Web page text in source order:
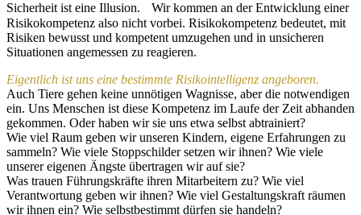
Sicherheit ist eine Illusion. Wir kommen an der Entwicklung einer
Risikokompetenz also nicht vorbei. Risikokompetenz bedeutet, mit
Risiken bewusst und kompetent umzugehen und in unsicheren
Situationen angemessen zu reagieren.
Eigentlich ist uns eine bestimmte Risikointelligenz angeboren.
Auch Tiere gehen keine unnötigen Wagnisse, aber die notwendigen
ein. Uns Menschen ist diese Kompetenz im Laufe der Zeit abhanden
gekommen. Oder haben wir sie uns etwa selbst abtrainiert?
Wie viel Raum geben wir unseren Kindern, eigene Erfahrungen zu
sammeln? Wie viele Stoppschilder setzen wir ihnen? Wie viele
unserer eigenen Ängste übertragen wir auf sie?
Was trauen Führungskräfte ihren Mitarbeitern zu? Wie viel
Verantwortung geben wir ihnen? Wie viel Gestaltungskraft räumen
wir ihnen ein? Wie selbstbestimmt dürfen sie handeln?